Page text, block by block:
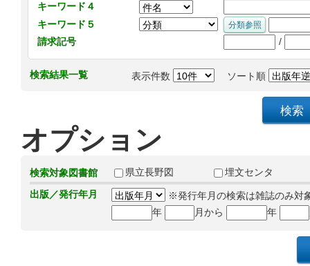
キーワード４
キーワード５
請求記号
/
検索結果一覧 表示件数 ソート順
オプション
検索対象図書館 県立長野図
埋文センタ
出版／発行年月
※発行年月の検索は雑誌のみ対
年
月から 年